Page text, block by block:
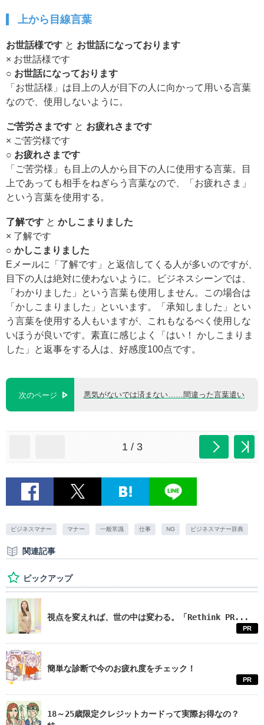
上から目線言葉
お世話様です と お世話になっております
× お世話様です
○ お世話になっております
「お世話様」は目上の人が目下の人に向かって用いる言葉
なので、使用しないように。
ご苦労さまです と お疲れさまです
× ご苦労様です
○ お疲れさまです
「ご苦労様」も目上の人から目下の人に使用する言葉。目
上であっても相手をねぎらう言葉なので、「お疲れさま」
という言葉を使用する。
了解です と かしこまりました
× 了解です
○ かしこまりました
Eメールに「了解です」と返信してくる人が多いのですが、
目下の人は絶対に使わないように。ビジネスシーンでは、
「わかりました」という言葉も使用しません。この場合は
「かしこまりました」といいます。「承知しました」とい
う言葉を使用する人もいますが、これもなるべく使用しな
いほうが良いです。素直に感じよく「はい！ かしこまりま
した」と返事をする人は、好感度100点です。
次のページ 悪気がないでは済まない……間違った言葉遣い
1 / 3
ビジネスマナー マナー 一般常識 仕事 NG ビジネスマナー辞典
関連記事
ピックアップ
視点を変えれば、世の中は変わる。「Rethink PR...
PR
簡単な診断で今のお疲れ度をチェック！
PR
18～25歳限定クレジットカードって実際お得なの？